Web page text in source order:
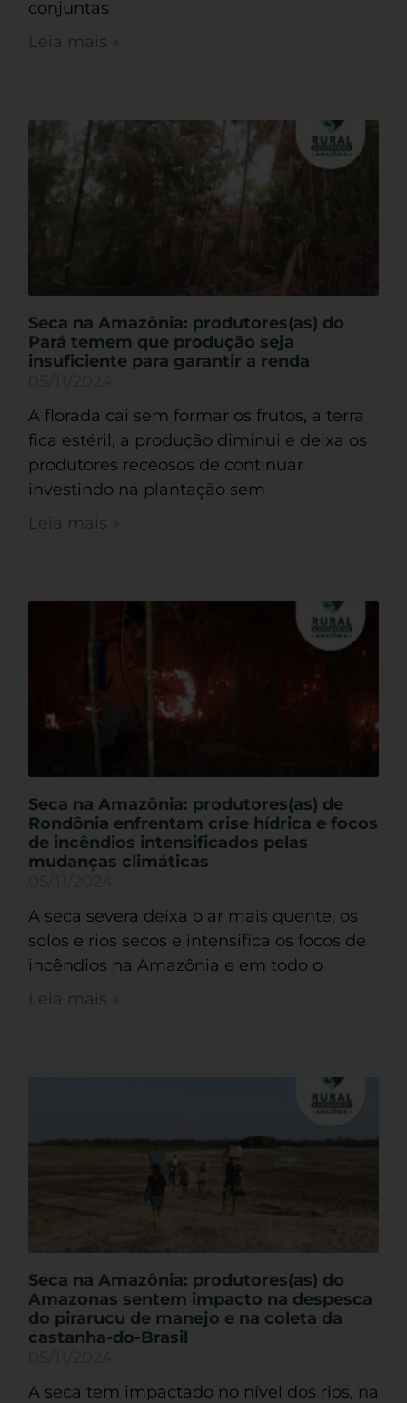
conjuntas
Leia mais »
Seca na Amazônia: produtores(as) do
Pará temem que produção seja
insuficiente para garantir a renda
A florada cai sem formar os frutos, a terra
fica estéril, a produção diminui e deixa os
produtores receosos de continuar
investindo na plantação sem
Leia mais »
Seca na Amazônia: produtores(as) de
Rondônia enfrentam crise hídrica e focos
de incêndios intensificados pelas
mudanças climáticas
A seca severa deixa o ar mais quente, os
solos e rios secos e intensifica os focos de
incêndios na Amazônia e em todo o
Leia mais »
Seca na Amazônia: produtores(as) do
Amazonas sentem impacto na despesca
do pirarucu de manejo e na coleta da
castanha-do-Brasil
A seca tem impactado no nível dos rios, na